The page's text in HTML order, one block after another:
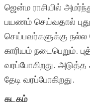
ஜென்ம ராசியில்
பயணம் செய்வதால்
செய்பவர்களுக்கு நல்ல
காரியம் நடைபெறும்.
வரப்போகிறது.
தேடி வரப்போகிறது.
கடகம்